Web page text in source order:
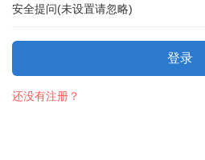
安全提问(未设置请忽略)
登录
还没有注册？